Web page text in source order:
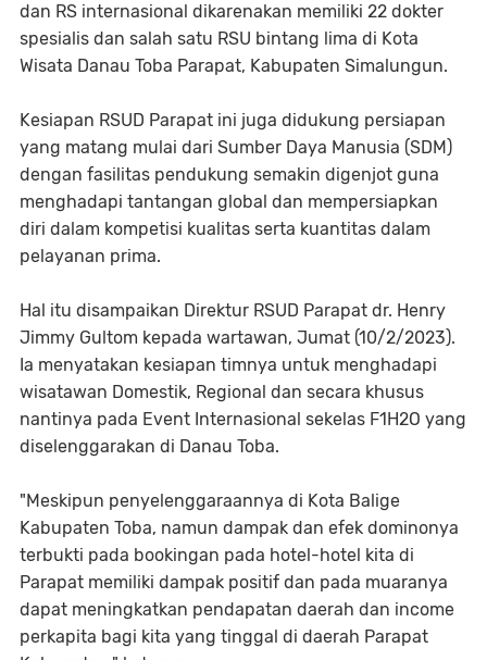
dan RS internasional dikarenakan memiliki 22 dokter
spesialis dan salah satu RSU bintang lima di Kota
Wisata Danau Toba Parapat, Kabupaten Simalungun.
Kesiapan RSUD Parapat ini juga didukung persiapan
yang matang mulai dari Sumber Daya Manusia (SDM)
dengan fasilitas pendukung semakin digenjot guna
menghadapi tantangan global dan mempersiapkan
diri dalam kompetisi kualitas serta kuantitas dalam
pelayanan prima.
Hal itu disampaikan Direktur RSUD Parapat dr. Henry
Jimmy Gultom kepada wartawan, Jumat (10/2/2023).
Ia menyatakan kesiapan timnya untuk menghadapi
wisatawan Domestik, Regional dan secara khusus
nantinya pada Event Internasional sekelas F1H2O yang
diselenggarakan di Danau Toba.
"Meskipun penyelenggaraannya di Kota Balige
Kabupaten Toba, namun dampak dan efek dominonya
terbukti pada bookingan pada hotel-hotel kita di
Parapat memiliki dampak positif dan pada muaranya
dapat meningkatkan pendapatan daerah dan income
perkapita bagi kita yang tinggal di daerah Parapat